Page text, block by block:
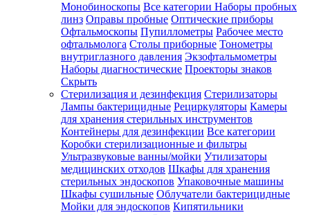
Монобиноскопы Все категории Наборы пробных
линз Оправы пробные Оптические приборы
Офтальмоскопы Пупиллометры Рабочее место
офтальмолога Столы приборные Тонометры
внутриглазного давления Экзофтальмометры
Наборы диагностические Проекторы знаков
Скрыть
Стерилизация и дезинфекция Стерилизаторы
Лампы бактерицидные Рециркуляторы Камеры
для хранения стерильных инструментов
Контейнеры для дезинфекции Все категории
Коробки стерилизационные и фильтры
Ультразвуковые ванны/мойки Утилизаторы
медицинских отходов Шкафы для хранения
стерильных эндоскопов Упаковочные машины
Шкафы сушильные Облучатели бактерицидные
Мойки для эндоскопов Кипятильники